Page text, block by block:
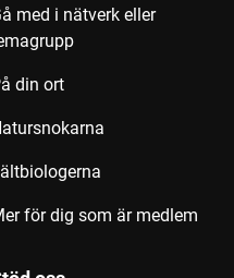
med i nätverk eller
din ort
för dig som är medlem